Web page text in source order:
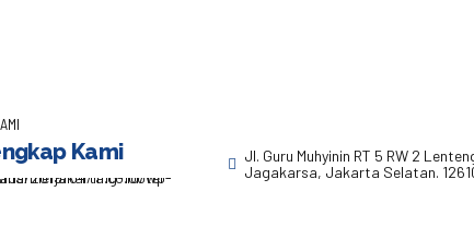
Kami
Jl. Guru Muhyinin RT 5 RW 2
Jagakarsa, Jakarta Selatan.